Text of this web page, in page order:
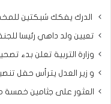
الدرك يفكك شبكتين للمخدرات
تعيين ولد داهي رئيسا
وزارة التربية تعلن بدء
و زير العدل يترأس حفل
العثور على جثامين خمسة